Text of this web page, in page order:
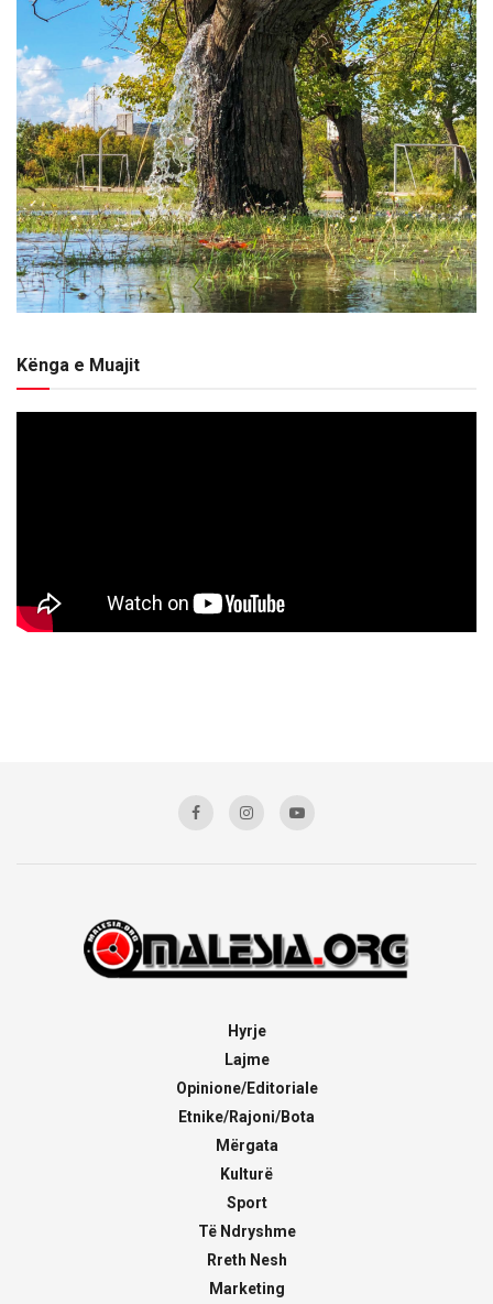
Kënga e Muajit
Hyrje
Lajme
Opinione/Editoriale
Etnike/Rajoni/Bota
Mërgata
Kulturë
Sport
Të Ndryshme
Rreth Nesh
Marketing